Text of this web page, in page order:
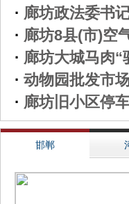
· 廊坊政法委书
· 廊坊8县(市)空
· 廊坊大城马肉“
· 动物园批发市
· 廊坊旧小区停
邯郸